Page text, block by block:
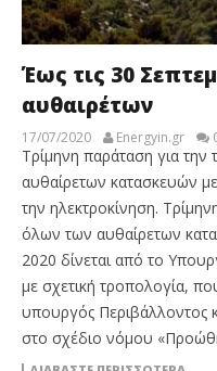
Έως τις 30
αυθαιρέτων
17/07/2020 Energyin.gr
Τρίμηνη παράταση για
αυθαίρετων κατασκευών
την ηλεκτροκίνηση.
όλων των αυθαίρετων
2020 δίνεται από το
με σχετική τροπολογία,
υπουργός Περιβάλλοντος
στο σχέδιο νόμου